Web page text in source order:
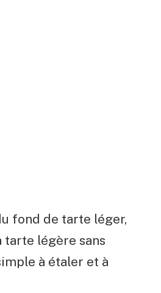
fond de tarte léger,
tarte légère sans
à étaler et à